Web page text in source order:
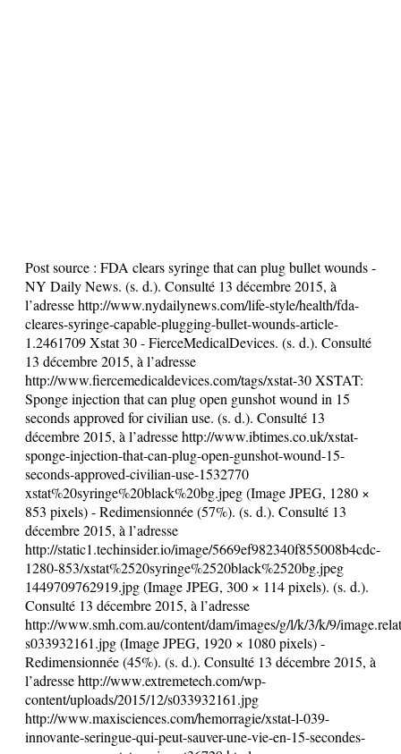
Post source : FDA clears syringe that can plug bullet wounds -
NY Daily News. (s. d.). Consulté 13 décembre 2015, à
l’adresse http://www.nydailynews.com/life-style/health/fda-
cleares-syringe-capable-plugging-bullet-wounds-article-
1.2461709 Xstat 30 - FierceMedicalDevices. (s. d.). Consulté
13 décembre 2015, à l’adresse
http://www.fiercemedicaldevices.com/tags/xstat-30 XSTAT:
Sponge injection that can plug open gunshot wound in 15
seconds approved for civilian use. (s. d.). Consulté 13
décembre 2015, à l’adresse http://www.ibtimes.co.uk/xstat-
sponge-injection-that-can-plug-open-gunshot-wound-15-
seconds-approved-civilian-use-1532770
xstat%20syringe%20black%20bg.jpeg (Image JPEG, 1280 ×
853 pixels) - Redimensionnée (57%). (s. d.). Consulté 13
décembre 2015, à l’adresse
http://static1.techinsider.io/image/5669ef982340f855008b4cdc-
1280-853/xstat%2520syringe%2520black%2520bg.jpeg
1449709762919.jpg (Image JPEG, 300 × 114 pixels). (s. d.).
Consulté 13 décembre 2015, à l’adresse
http://www.smh.com.au/content/dam/images/g/l/k/3/k/9/
s033932161.jpg (Image JPEG, 1920 × 1080 pixels) -
Redimensionnée (45%). (s. d.). Consulté 13 décembre 2015, à
l’adresse http://www.extremetech.com/wp-
content/uploads/2015/12/s033932161.jpg
http://www.maxisciences.com/hemorragie/xstat-l-039-
innovante-seringue-qui-peut-sauver-une-vie-en-15-secondes-